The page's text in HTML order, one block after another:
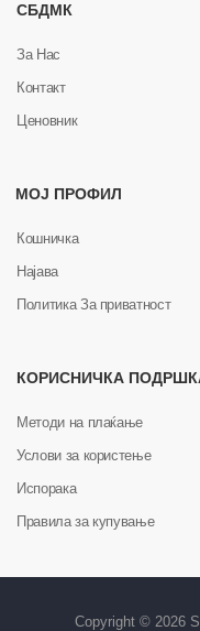
СБДМК
За Нас
Контакт
Ценовник
МОЈ ПРОФИЛ
Кошничка
Најава
Политика За приватност
КОРИСНИЧКА
Методи на плаќање
Услови за користење
Испорака
Правила за купување
Copyright © 2026